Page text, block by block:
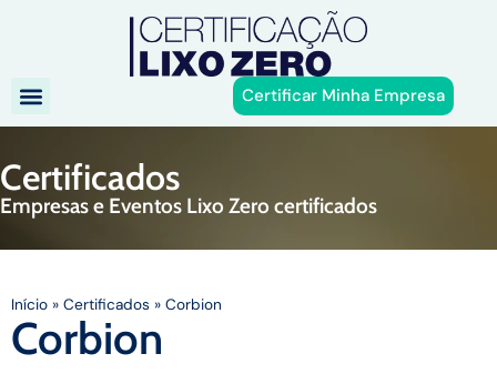
Certificar Minha Empresa
Certificados
Empresas e Eventos Lixo Zero certificados
Início » Certificados » Corbion
Corbion